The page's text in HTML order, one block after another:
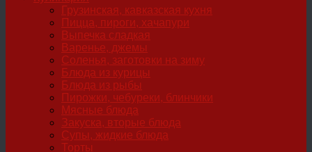
Грузинская, кавказская кухня
Пицца, пироги, хачапури
Выпечка сладкая
Варенье, джемы
Соленья, заготовки на зиму
Блюда из курицы
Блюда из рыбы
Пирожки, чебуреки, блинчики
Мясные блюда
Закуска, вторые блюда
Супы, жидкие блюда
Торты